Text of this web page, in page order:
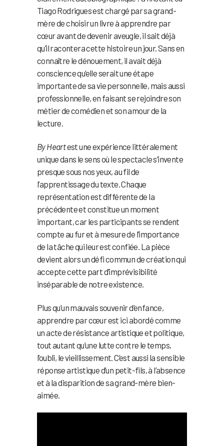
Tiago Rodrigues est chargé par sa grand-
mère de choisir un livre à apprendre par
cœur avant de devenir aveugle, il sait déjà
qu’il racontera cette histoire un jour. Sans en
connaître le dénouement, il avait déjà
conscience qu’elle serait une étape
importante de sa vie personnelle, mais aussi
professionnelle, en faisant se rejoindre son
métier de comédien et son amour de la
lecture.
By Heartest une expérience littéralement
unique dans le sens où le spectacle s’invente
presque sous nos yeux, au fil de
l’apprentissage du texte. Chaque
représentation est différente de la
précédente et constitue un moment
important, car les participants se rendent
compte au fur et à mesure de l’importance
de la tâche qui leur est confiée. La pièce
devient alors un défi commun de création qui
accepte cette part d’imprévisibilité
inséparable de notre existence.
Plus qu’un mauvais souvenir d’enfance,
apprendre par cœur est ici abordé comme
un acte de résistance artistique et politique,
tout autant qu’une lutte contre le temps,
l’oubli, le vieillissement. C’est aussi la sensible
réponse artistique d’un petit-fils, à l’absence
et à la disparition de sa grand-mère bien-
aimée.